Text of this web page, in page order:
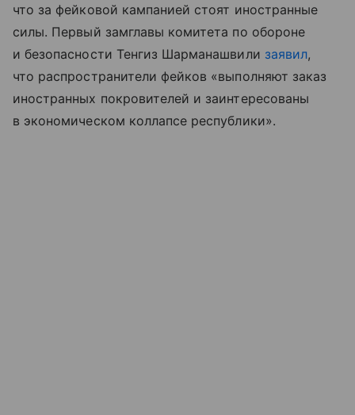
что за фейковой кампанией стоят иностранные
силы. Первый замглавы комитета по обороне
и безопасности Тенгиз Шарманашвили заявил,
что распространители фейков «выполняют заказ
иностранных покровителей и заинтересованы
в экономическом коллапсе республики».